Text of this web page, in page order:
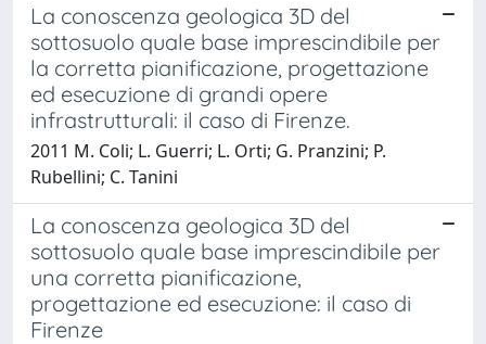
La conoscenza geologica 3D del
sottosuolo quale base imprescindibile per
la corretta pianificazione, progettazione
ed esecuzione di grandi opere
infrastrutturali: il caso di Firenze.
2011 M. Coli; L. Guerri; L. Orti; G. Pranzini; P.
Rubellini; C. Tanini
La conoscenza geologica 3D del
sottosuolo quale base imprescindibile per
una corretta pianificazione,
progettazione ed esecuzione: il caso di
Firenze